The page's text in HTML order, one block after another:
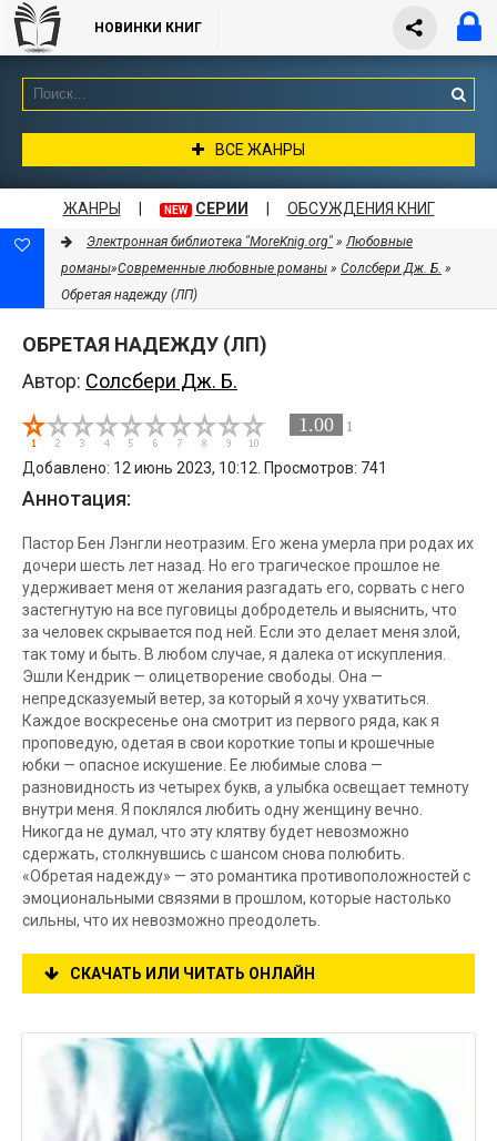
НОВИНКИ КНИГ
ВСЕ ЖАНРЫ
ЖАНРЫ NEW СЕРИИ ОБСУЖДЕНИЯ КНИГ
Электронная библиотека "MoreKnig.org" »Любовные
романы»Современные любовные романы » Солсбери Дж. Б. »
Обретая надежду (ЛП)
ОБРЕТАЯ НАДЕЖДУ (ЛП)
Автор: Солсбери Дж. Б.
1.00 1
Добавлено: 12 июнь 2023, 10:12. Просмотров: 741
Аннотация:
Пастор Бен Лэнгли неотразим. Его жена умерла при родах их
дочери шесть лет назад. Но его трагическое прошлое не
удерживает меня от желания разгадать его, сорвать с него
застегнутую на все пуговицы добродетель и выяснить, что
за человек скрывается под ней. Если это делает меня злой,
так тому и быть. В любом случае, я далека от искупления.
Эшли Кендрик — олицетворение свободы. Она —
непредсказуемый ветер, за который я хочу ухватиться.
Каждое воскресенье она смотрит из первого ряда, как я
проповедую, одетая в свои короткие топы и крошечные
юбки — опасное искушение. Ее любимые слова —
разновидность из четырех букв, а улыбка освещает темноту
внутри меня. Я поклялся любить одну женщину вечно.
Никогда не думал, что эту клятву будет невозможно
сдержать, столкнувшись с шансом снова полюбить.
«Обретая надежду» — это романтика противоположностей с
эмоциональными связями в прошлом, которые настолько
сильны, что их невозможно преодолеть.
СКАЧАТЬ ИЛИ ЧИТАТЬ ОНЛАЙН